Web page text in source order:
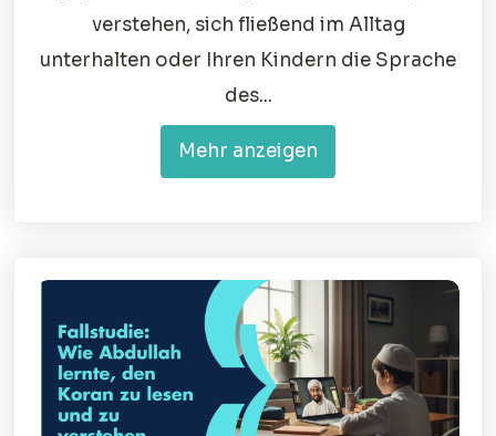
verstehen, sich fließend im Alltag
unterhalten oder Ihren Kindern die Sprache
des...
Mehr anzeigen